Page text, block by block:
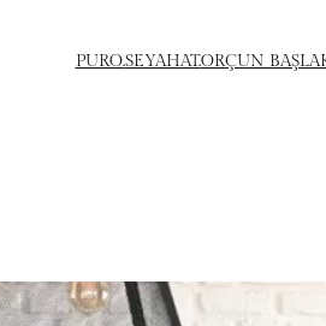
PURO.SEYAHAT.ORÇUN